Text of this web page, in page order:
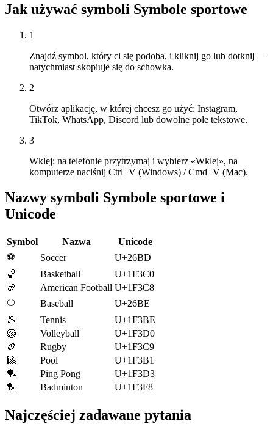
Jak używać symboli Symbole sportowe
1
Znajdź symbol, który ci się podoba, i kliknij go lub dotknij —
natychmiast skopiuje się do schowka.
2
Otwórz aplikację, w której chcesz go użyć: Instagram,
TikTok, WhatsApp, Discord lub dowolne pole tekstowe.
3
Wklej: na telefonie przytrzymaj i wybierz «Wklej», na
komputerze naciśnij Ctrl+V (Windows) / Cmd+V (Mac).
Nazwy symboli Symbole sportowe i
Unicode
Symbol Nazwa
Unicode
⚽
Soccer
U+26BD
🏀
Basketball
U+1F3C0
🏈
American Football U+1F3C8
⚾
Baseball
U+26BE
🎾
Tennis
U+1F3BE
🏐
Volleyball
U+1F3D0
🏉
Rugby
U+1F3C9
🎱
Pool
U+1F3B1
🏓
Ping Pong
U+1F3D3
🏸
Badminton U+1F3F8
Najczęściej zadawane pytania